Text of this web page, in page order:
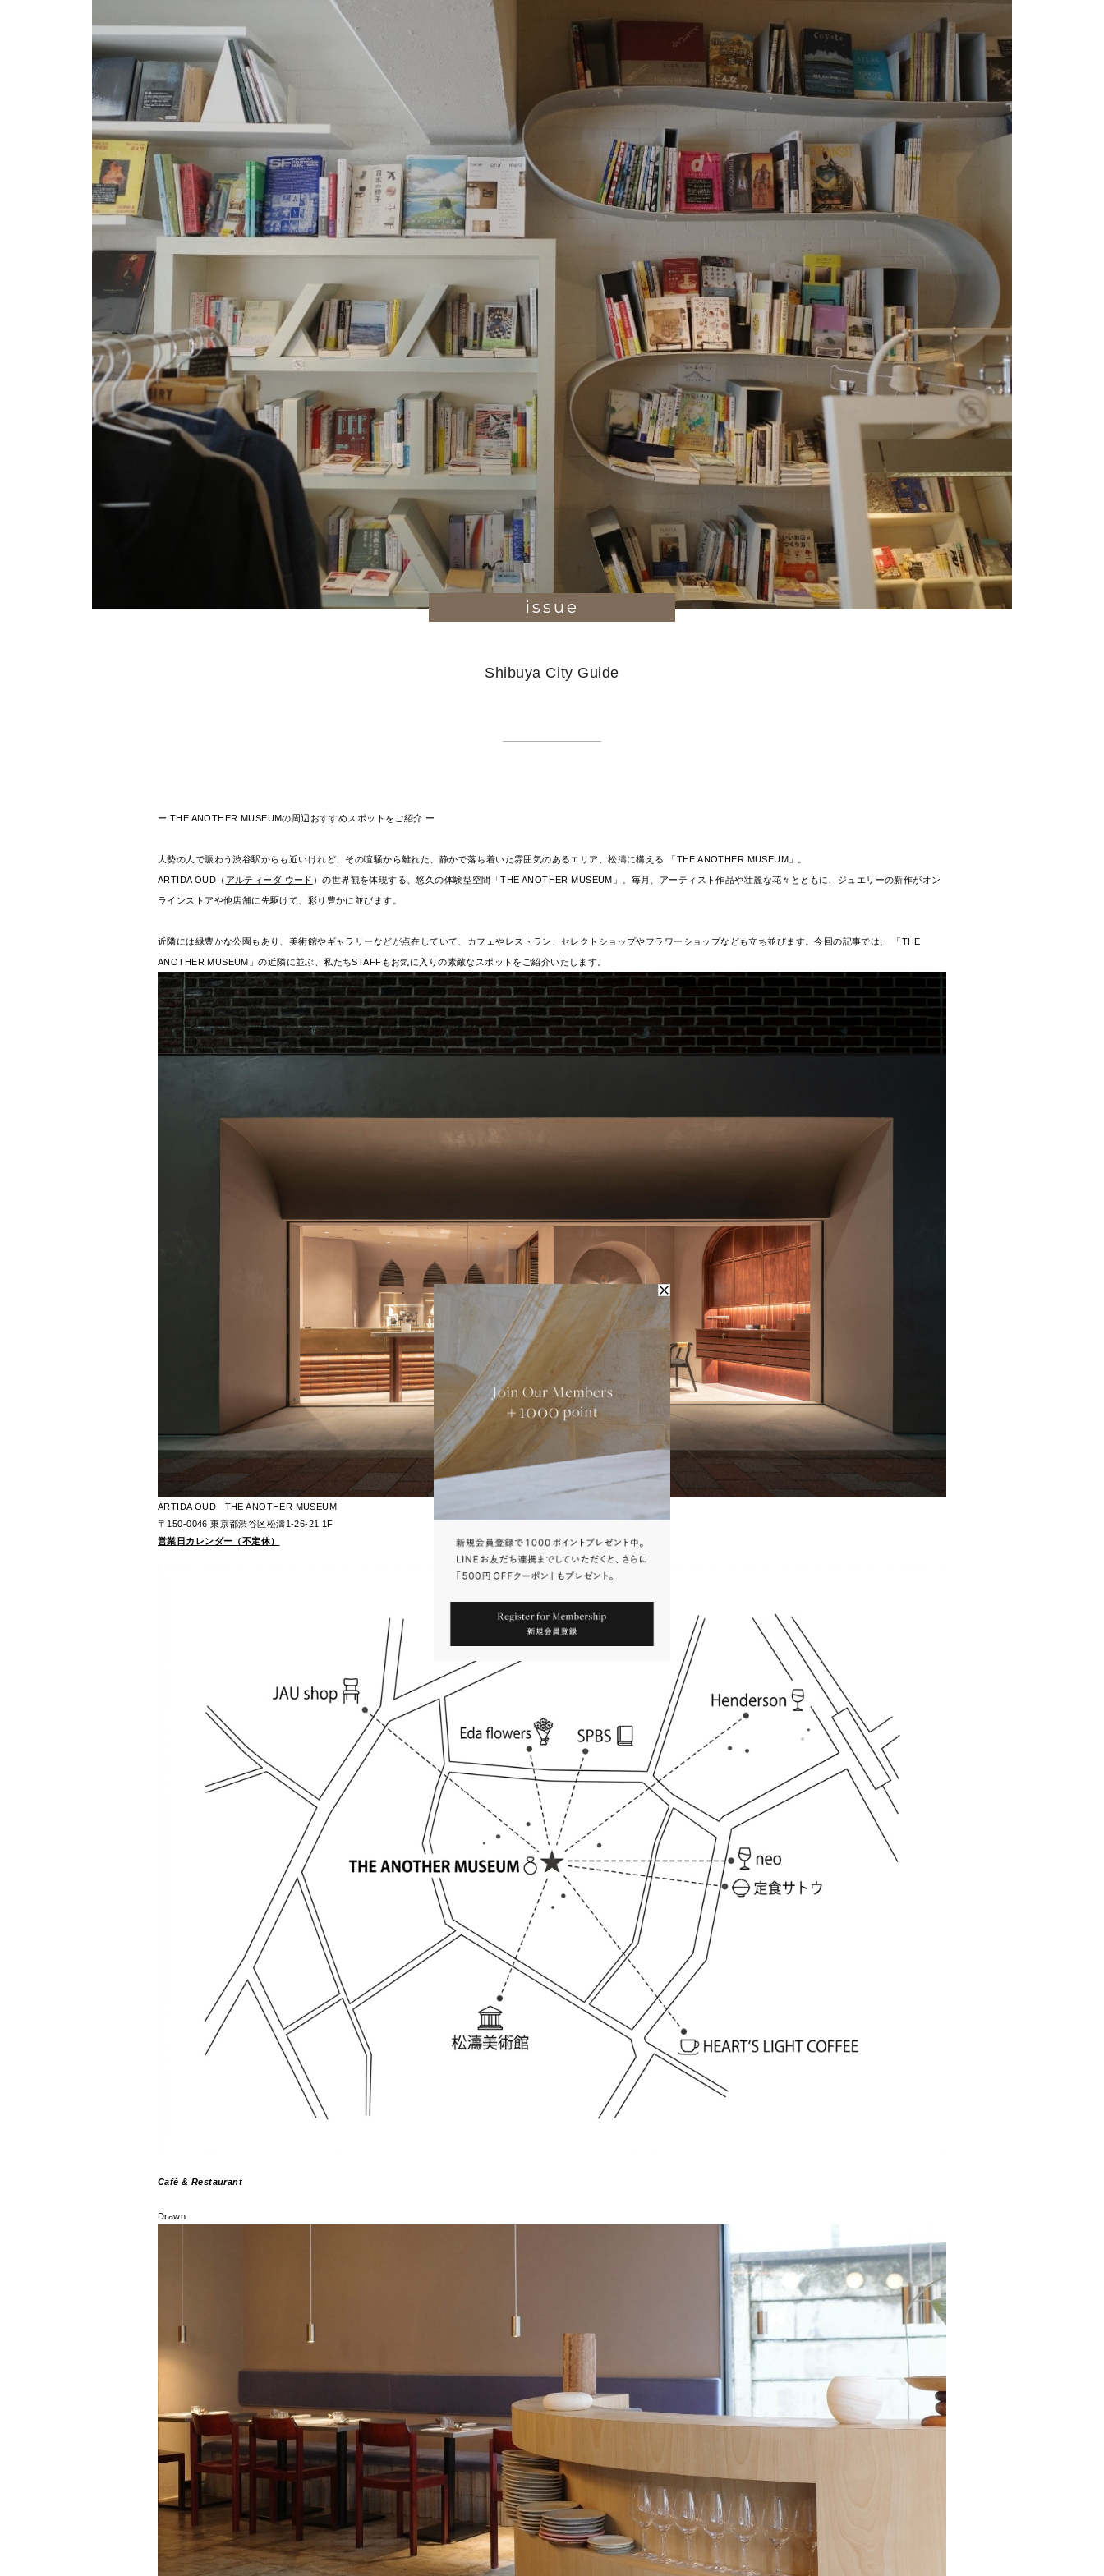
issue
Shibuya City Guide
ー THE ANOTHER MUSEUMの周辺おすすめスポットをご紹介 ー
大勢の人で賑わう渋谷駅からも近いけれど、その喧騒から離れた、静かで落ち着いた雰囲気のあるエリア、松濤に構える 「THE ANOTHER MUSEUM」。
ARTIDA OUD（ アルティーダ ウード ）の世界観を体現する、悠久の体験型空間「THE ANOTHER MUSEUM」。毎月、アーティスト作品や壮麗な花々とともに、ジュエリーの新作がオン
ラインストアや他店舗に先駆けて、彩り豊かに並びます。
近隣には緑豊かな公園もあり、美術館やギャラリーなどが点在していて、カフェやレストラン、セレクトショップやフラワーショップなども立ち並びます。今回の記事では、 「THE
ANOTHER MUSEUM」の近隣に並ぶ、私たちSTAFFもお気に入りの素敵なスポットをご紹介いたします。
ARTIDA OUD THE ANOTHER MUSEUM
〒150-0046 東京都渋谷区松濤1-26-21 1F
営業日カレンダー（不定休）
Café & Restaurant
Drawn